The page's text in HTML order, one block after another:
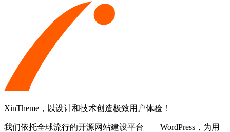
XinTheme，以设计和技术创造极致用户体验！
我们依托全球流行的开源网站建设平台——WordPress，为用